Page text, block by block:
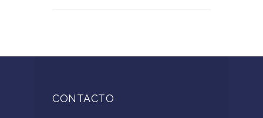
CONTACTO